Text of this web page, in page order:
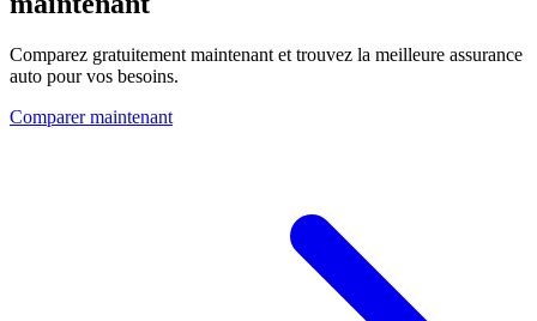
Comparez gratuitement maintenant et trouvez la meilleure assurance
auto pour vos besoins.
Comparer maintenant